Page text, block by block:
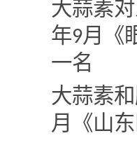
大蒜素
年9月《
一名
大蒜素
月《山